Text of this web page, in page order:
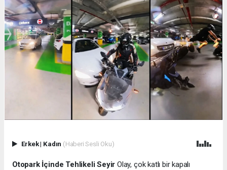
Erkek| Kadın (Haberi Sesli Oku)
Otopark İçinde Tehlikeli Seyir Olay, çok katlı bir kapalı